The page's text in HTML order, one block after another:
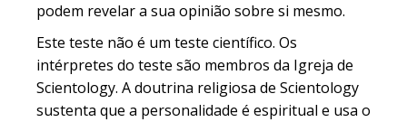
podem revelar a sua opinião sobre si mesmo.
Este teste não é um teste científico. Os
intérpretes do teste são membros da Igreja de
Scientology. A doutrina religiosa de Scientology
sustenta que a personalidade é espiritual e usa o